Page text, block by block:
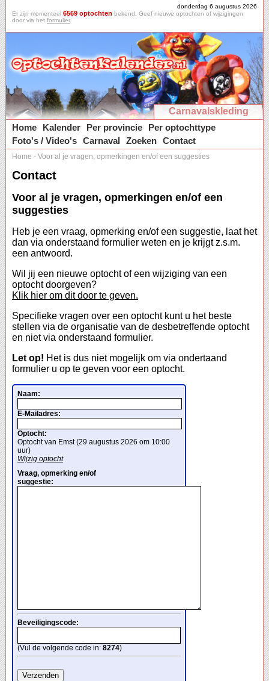
donderdag 6 augustus 2026
Er zijn momenteel 6569 optochten bekend. Geef nieuwe optochten of wijzigingen
door via het formulier.
Carnavalskleding
Home
Kalender Per provincie
Per optochttype
Foto's / Video's Carnaval Zoeken Contact
Home - Voor al je vragen, opmerkingen en/of een suggesties
Contact
Voor al je vragen, opmerkingen en/of een
suggesties
Heb je een vraag, opmerking en/of een suggestie, laat het
dan via onderstaand formulier weten en je krijgt z.s.m.
een antwoord.
Wil jij een nieuwe optocht of een wijziging van een
optocht doorgeven?
Klik hier om dit door te geven.
Specifieke vragen over een optocht kunt u het beste
stellen via de organisatie van de desbetreffende optocht
en niet via onderstaand formulier.
Let op! Het is dus niet mogelijk om via ondertaand
formulier u op te geven voor een optocht.
Naam:
E-Mailadres:
Optocht:
Optocht van Emst (29 augustus 2026 om 10:00
uur)
Wijzig optocht
Vraag, opmerking en/of
suggestie:
Beveiligingscode:
(Vul de volgende code in: 8274)